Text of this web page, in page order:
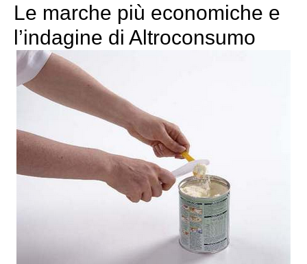
Le marche più economiche e
l’indagine di Altroconsumo